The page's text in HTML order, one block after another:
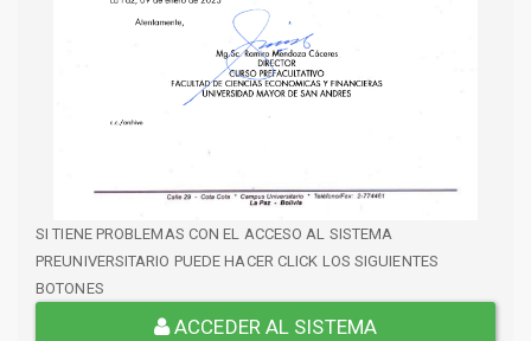
SI TIENE PROBLEMAS CON EL ACCESO AL SISTEMA
PREUNIVERSITARIO PUEDE HACER CLICK LOS SIGUIENTES
BOTONES
ACCEDER AL SISTEMA